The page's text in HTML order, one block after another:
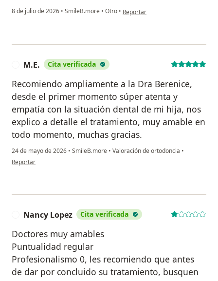
8 de julio de 2026 • SmileB.more • Otro • en opinión del usuario Vick Miranda
Reportar
M.E. Cita verificada
Recomiendo ampliamente a la Dra Berenice,
desde el primer momento súper atenta y
empatía con la situación dental de mi hija, nos
explico a detalle el tratamiento, muy amable en
todo momento, muchas gracias.
24 de mayo de 2026 • SmileB.more • Valoración de ortodoncia •
en opinión del usuario M.E.
Reportar
Nancy Lopez Cita verificada
Doctores muy amables
Puntualidad regular
Profesionalismo 0, les recomiendo que antes
de dar por concluido su tratamiento, busquen